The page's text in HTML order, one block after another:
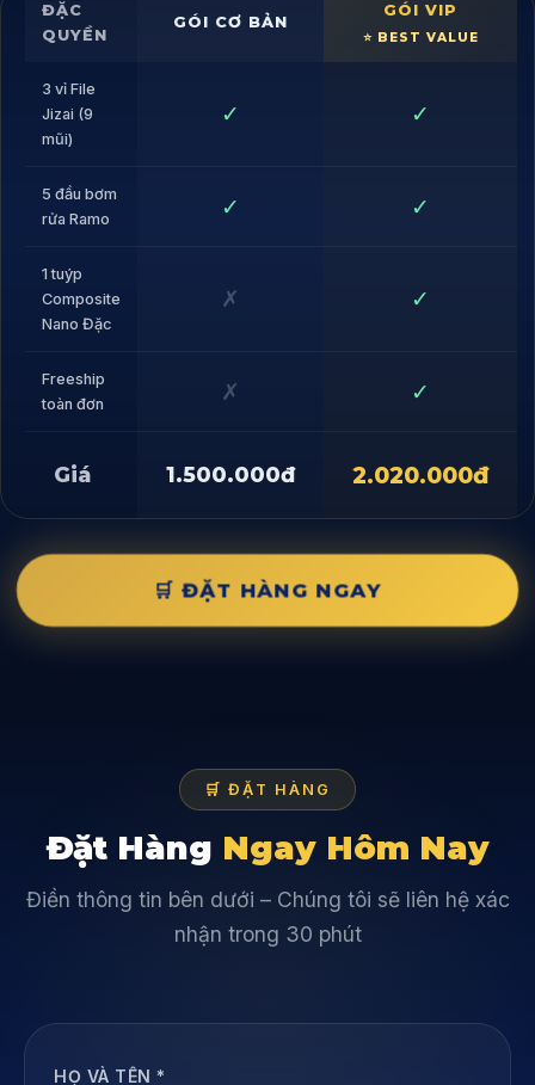
ĐẶC
QUYỀN
GÓI CƠ BẢN
GÓI VIP
3 vỉ File
Jizai (9
mũi)
✓ ✓
5 đầu bơm
rửa Ramo
✓ ✓
1 tuýp
Composite
Nano Đặc
✗ ✓
Freeship
toàn đơn
✗ ✓
Giá 1.500.000đ 2.020.000đ
🛒 ĐẶT HÀNG NGAY
🛒 ĐẶT HÀNG
Đặt Hàng Ngay Hôm Nay
Điền thông tin bên dưới – Chúng tôi sẽ liên hệ xác
nhận trong 30 phút
HỌ VÀ TÊN *